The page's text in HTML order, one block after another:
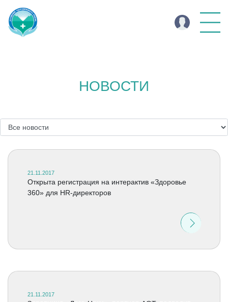
НОВОСТИ
21.11.2017
Открыта регистрация на интерактив «Здоровье
360» для HR-директоров
21.11.2017